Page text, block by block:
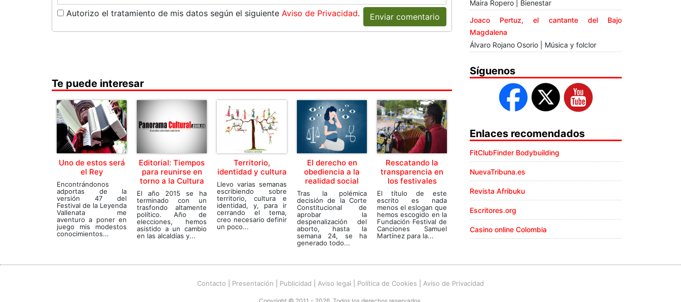
Autorizo el tratamiento de mis datos según el siguiente Aviso de Privacidad. Enviar comentario
Te puede interesar
Uno de estos será
el Rey
Encontrándonos
adportas de la
versión 47 del
Festival de la Leyenda
Vallenata me
aventuro a poner en
juego mis modestos
conocimientos...
Editorial: Tiempos
para reunirse en
torno a la Cultura
El año 2015 se ha
terminado con un
trasfondo altamente
político. Año de
elecciones, hemos
asistido a un cambio
en las alcaldías y...
Territorio,
identidad y cultura
Llevo varias semanas
escribiendo sobre
territorio, cultura e
identidad, y, para ir
cerrando el tema,
creo necesario definir
un poco...
El derecho en
obediencia a la
realidad social
Tras la polémica
decisión de la Corte
Constitucional de
aprobar la
despenalización del
aborto, hasta la
semana 24, se ha
generado todo...
Rescatando la
transparencia en
los festivales
El título de este
escrito es nada
menos el eslogan que
hemos escogido en la
Fundación Festival de
Canciones Samuel
Martínez para la...
Maira Ropero | Bienestar
Joaco Pertuz, el cantante del Bajo
Magdalena
Álvaro Rojano Osorio | Música y folclor
Síguenos
Enlaces recomendados
FitClubFinder Bodybuilding
NuevaTribuna.es
Revista Afribuku
Escritores.org
Casino online Colombia
Contacto Presentación Publicidad Aviso legal Política de Cookies Aviso de Privacidad